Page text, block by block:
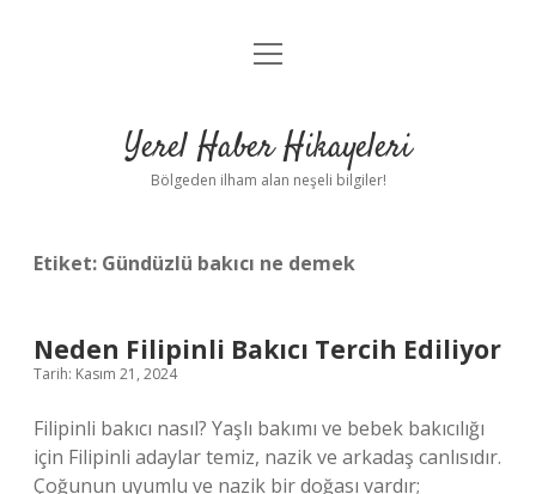
Anasayfa
Yasal Uyarı
menüyü
Yerel Haber Hikayeleri
Bölgeden ilham alan neşeli bilgiler!
Etiket: Gündüzlü bakıcı ne demek
Neden Filipinli Bakıcı Tercih Ediliyor
Tarih: Kasım 21, 2024
Filipinli bakıcı nasıl? Yaşlı bakımı ve bebek bakıcılığı
için Filipinli adaylar temiz, nazik ve arkadaş canlısıdır.
Çoğunun uyumlu ve nazik bir doğası vardır;